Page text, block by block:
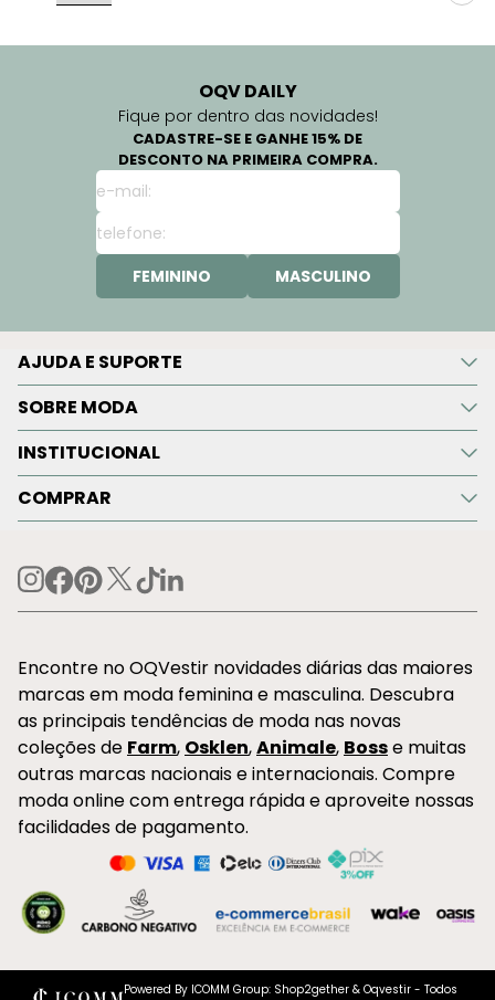
OQV DAILY
Fique por dentro das novidades!
CADASTRE-SE E GANHE 15% DE
DESCONTO NA PRIMEIRA COMPRA.
FEMININO MASCULINO
AJUDA E SUPORTE
SOBRE MODA
INSTITUCIONAL
COMPRAR
Encontre no OQVestir novidades diárias das maiores
marcas em moda feminina e masculina. Descubra
as principais tendências de moda nas novas
coleções de Farm, Osklen,Animale, Bosse muitas
outras marcas nacionais e internacionais. Compre
moda online com entrega rápida e aproveite nossas
facilidades de pagamento.
Powered By ICOMM Group: Shop2gether & Oqvestir - Todos